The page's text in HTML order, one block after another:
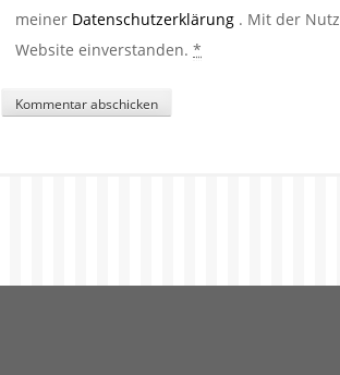
meiner Datenschutzerklärung . Mit der
Website einverstanden. *